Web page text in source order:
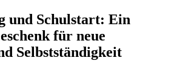
und Schulstart: Ein
für neue
Selbstständigkeit